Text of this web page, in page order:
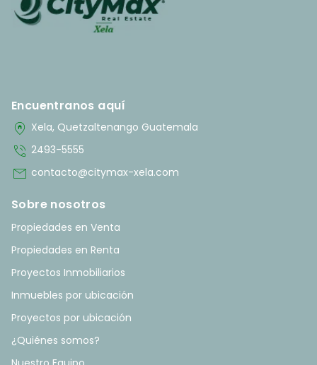
Encuentranos aquí
home_pin Xela, Quetzaltenango Guatemala
phone_in_talk 2493-5555
mail contacto@citymax-xela.com
Sobre nosotros
Propiedades en Venta
Propiedades en Renta
Proyectos Inmobiliarios
Inmuebles por ubicación
Proyectos por ubicación
¿Quiénes somos?